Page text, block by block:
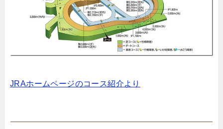
JRAホームページのコース紹介より